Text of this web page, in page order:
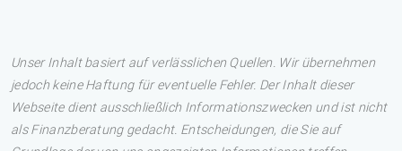
Unser Inhalt basiert auf verlässlichen Quellen. Wir übernehmen
jedoch keine Haftung für eventuelle Fehler. Der Inhalt dieser
Webseite dient ausschließlich Informationszwecken und ist nicht
als Finanzberatung gedacht. Entscheidungen, die Sie auf